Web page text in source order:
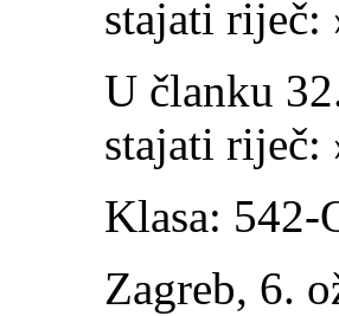
stajati riječ:
U članku
stajati riječ:
Klasa: 542-
Zagreb, 6.